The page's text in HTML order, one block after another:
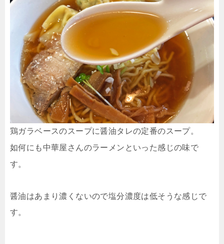
鶏ガラベースのスープに醤油タレの定番のスープ。
如何にも中華屋さんのラーメンといった感じの味で
す。
醤油はあまり濃くないので塩分濃度は低そうな感じで
す。